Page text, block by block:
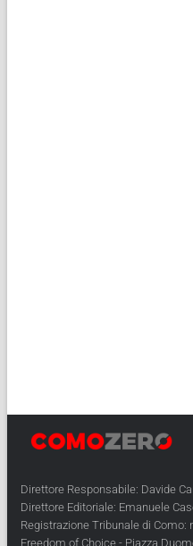
Direttore Responsabile: Davide
Direttore Editoriale: Emanuele
Registrazione Tribunale di Como:
Freedom of Choice - Piazza